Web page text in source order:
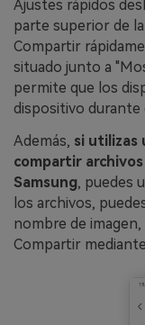
Ajustes rápidos
parte superior de
Compartir
situado junto a
permite que los
dispositivo durante
Además, si utilizas
compartir
Samsung, puedes
los archivos,
nombre de
Compartir